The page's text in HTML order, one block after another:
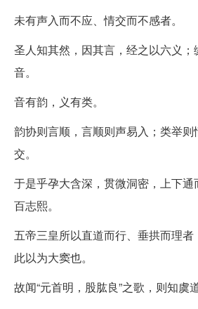
未有声入而不应、情交而不感者。
圣人知其然，因其言，经之以六义
音。
音有韵，义有类。
韵协则言顺，言顺则声易入；类举
交。
于是乎孕大含深，贯微洞密，上下
百志熙。
五帝三皇所以直道而行、垂拱而理
此以为大窦也。
故闻“元首明，股肱良”之歌，则知虞